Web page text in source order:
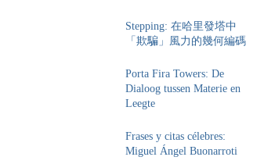
Stepping: 在哈里發塔中
「欺騙」風力的幾何編碼
Porta Fira Towers: De
Dialoog tussen Materie en
Leegte
Frases y citas célebres:
Miguel Ángel Buonarroti